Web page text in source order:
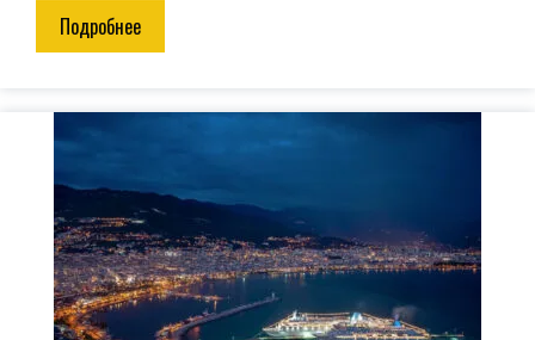
Подробнее